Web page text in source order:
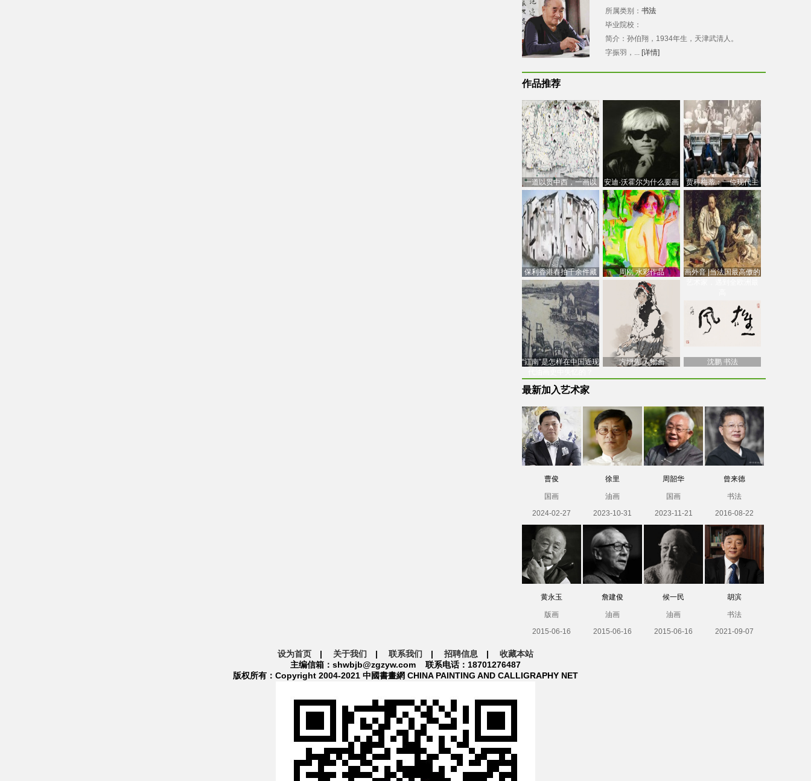
所属类别： 书法
毕业院校：
简介：孙伯翔，1934年生，天津武清人。
字振羽，... [详情]
作品推荐
一道以贯中西，一画以
通古今：吴冠中的绘画
创
安迪·沃霍尔为什么要画
芭比
贾科梅蒂：一位现代主
义的“当代”艺术家
保利香港春拍千余件藏
品估价逾7亿港元，吴冠
中
周刚 水彩作品
画外音 |当法国最高傲的
“江南”是怎样在中国近现
方增先 人物画 沈鹏 书法
最新加入艺术家
曹俊
国画
2024-02-27
徐里
油画
2023-10-31
周韶华
国画
2023-11-21
曾来德
书法
2016-08-22
黄永玉
版画
2015-06-16
詹建俊
油画
2015-06-16
候一民
油画
2015-06-16
胡滨
书法
2021-09-07
设为首页 | 关于我们 | 联系我们 | 招聘信息 | 收藏本站
主编信箱：shwbjb@zgzyw.com 联系电话：18701276487
版权所有：Copyright 2004-2021 中國書畫網 CHINA PAINTING AND CALLIGRAPHY NET